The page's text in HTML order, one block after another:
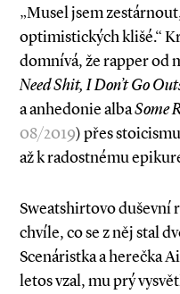
„Musel jsem
optimistických klišé.“
domnívá, že rapper od
Need Shit, I Don’t Go
a anhedonie albaSome
08/2019) přes
až k radostnému
Sweatshirtovo duševní
chvíle, co se z něj stal
Scenáristka a herečka
letos vzal, mu prý